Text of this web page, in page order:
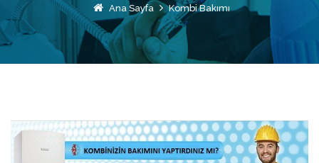
Ana Sayfa Kombi Bakımı